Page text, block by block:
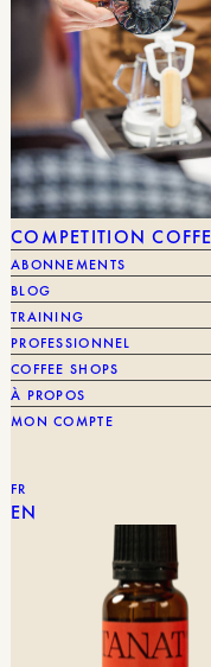
COMPETITION
ABONNEMENTS
BLOG
TRAINING
PROFESSIONNEL
COFFEE SHOPS
À PROPOS
MON COMPTE
FR
EN
MARQUE
VOUS
TOUT VOIR